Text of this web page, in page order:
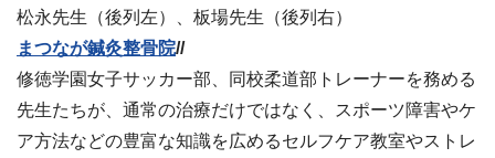
松永先生（後列左）、板場先生（後列右）
まつなが鍼灸整骨院//
修徳学園女子サッカー部、同校柔道部トレーナーを務める
先生たちが、通常の治療だけではなく、スポーツ障害やケ
ア方法などの豊富な知識を広めるセルフケア教室やストレ